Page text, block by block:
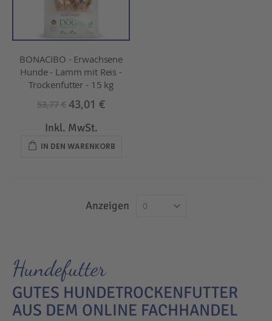
BONACIBO - Erwachsene
Hunde - Lamm mit Reis -
Trockenfutter - 15 kg
53,77 € 43,01 €
Inkl. MwSt.
IN DEN WARENKORB
Anzeigen
Hundefutter
GUTES HUNDETROCKENFUTTER
AUS DEM ONLINE FACHHANDEL